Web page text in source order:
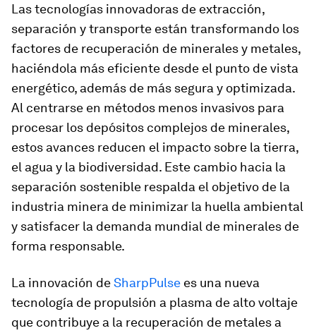
Las tecnologías innovadoras de extracción,
separación y transporte están transformando los
factores de recuperación de minerales y metales,
haciéndola más eficiente desde el punto de vista
energético, además de más segura y optimizada.
Al centrarse en métodos menos invasivos para
procesar los depósitos complejos de minerales,
estos avances reducen el impacto sobre la tierra,
el agua y la biodiversidad. Este cambio hacia la
separación sostenible respalda el objetivo de la
industria minera de minimizar la huella ambiental
y satisfacer la demanda mundial de minerales de
forma responsable.
La innovación deSharpPulse es una nueva
tecnología de propulsión a plasma de alto voltaje
que contribuye a la recuperación de metales a